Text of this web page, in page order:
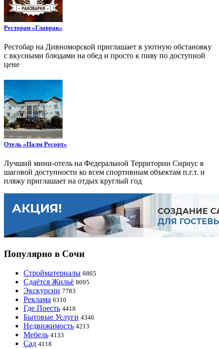
Ресторан «Главрак»
Рестобар на Дивноморской приглашает в уютную обстановку
с вкусными блюдами на обед и просто к пиву по доступной
цене
Отель «Палм Ресорт»
Лучший мини-отель на Федеральной Территории Сириус в
шаговой доступности ко всем спортивным объектам п.г.т. и
пляжу приглашает на отдых круглый год
Популярно в Сочи
Стройматериалы 8865
Сдаётся Жильё 8095
Экскурсии 7783
Реклама 6310
Где Поесть 4418
Бытовые Услуги 4346
Недвижимость 4213
Мебель 4133
Сад 4118